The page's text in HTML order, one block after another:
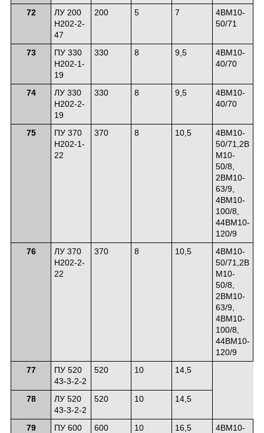
72
ЛУ 200
Н202-2-
47
200 5 7
4ВМ10-
50/71
73
ПУ 330
Н202-1-
19
330 8 9,5
4ВМ10-
40/70
74
ЛУ 330
Н202-2-
19
330 8 9,5
4ВМ10-
40/70
75
ПУ 370
Н202-1-
22
370 8 10,5
4ВМ10-
50/71,2В
М10-
50/8,
2ВМ10-
63/9,
4ВМ10-
100/8,
44ВМ10-
120/9
76
ЛУ 370
Н202-2-
22
370 8 10,5
4ВМ10-
50/71,2В
М10-
50/8,
2ВМ10-
63/9,
4ВМ10-
100/8,
44ВМ10-
120/9
77
ПУ 520
43-3-2-2
520 10 14,5
78
ЛУ 520
43-3-2-2
520 10 14,5
79
ПУ 600
600 10 16,5
4ВМ10-